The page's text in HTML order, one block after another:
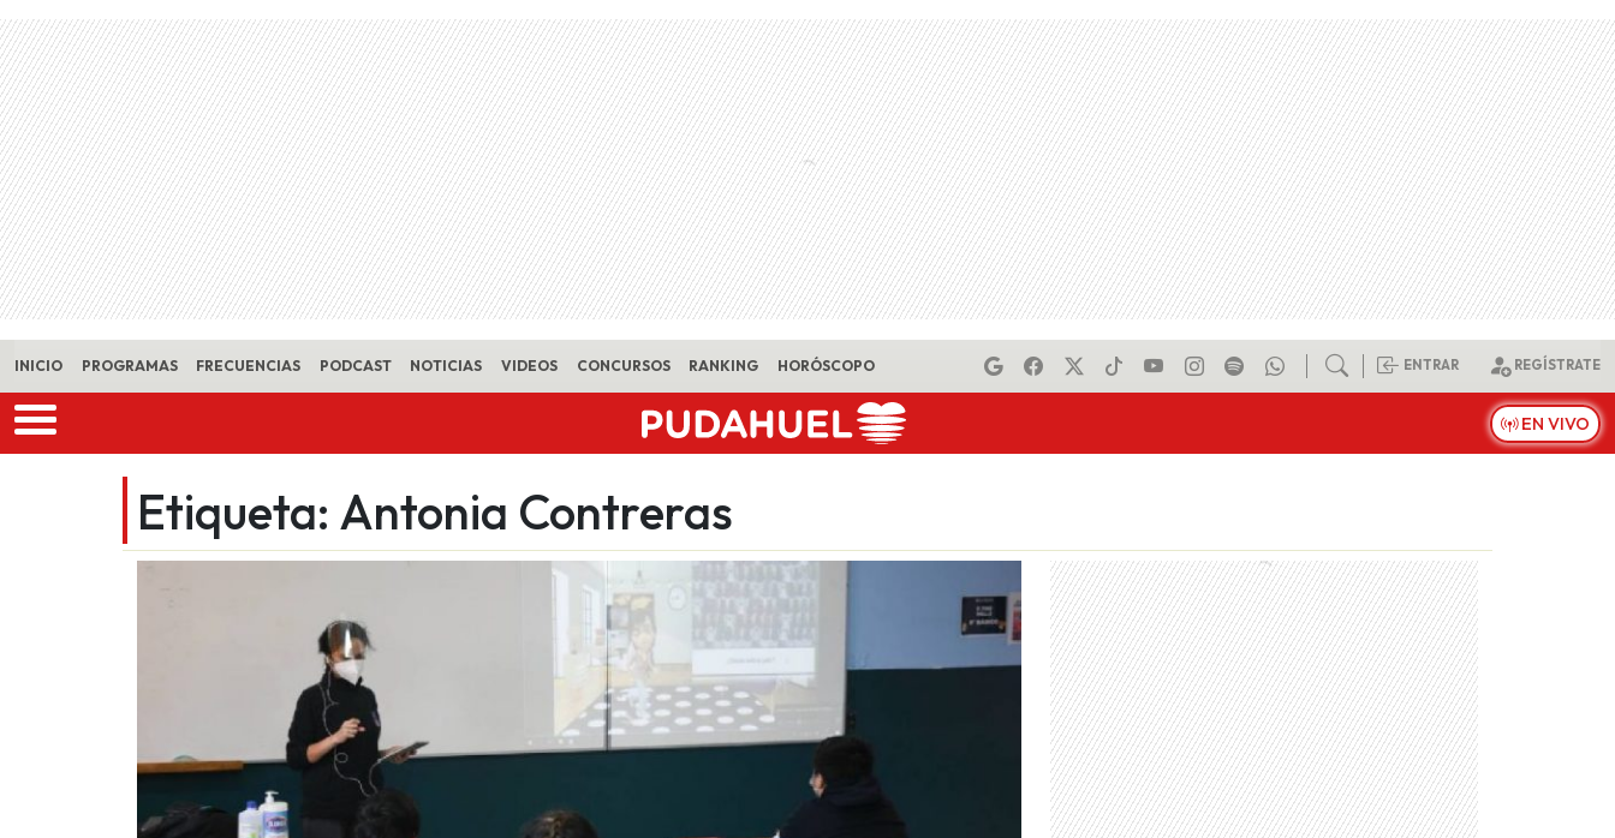
Skip to main content
INICIO PROGRAMAS FRECUENCIAS PODCAST NOTICIAS VIDEOS CONCURSOS RANKING HORÓSCOPO ENTRAR REGÍSTRATE
EN VIVO
Etiqueta: Antonia Contreras